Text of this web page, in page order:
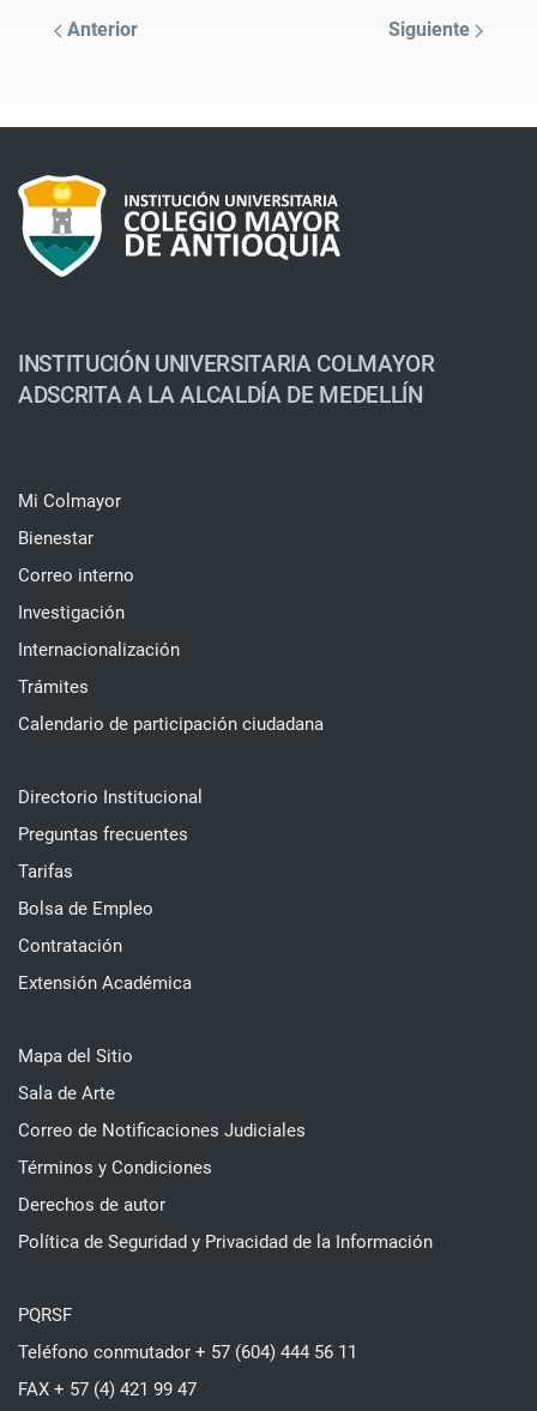
Anterior Siguiente
INSTITUCIÓN UNIVERSITARIA COLMAYOR
ADSCRITA A LA ALCALDÍA DE MEDELLÍN
Mi Colmayor
Bienestar
Correo interno
Investigación
Internacionalización
Trámites
Calendario de participación ciudadana
Directorio Institucional
Preguntas frecuentes
Tarifas
Bolsa de Empleo
Contratación
Extensión Académica
Mapa del Sitio
Sala de Arte
Correo de Notificaciones Judiciales
Términos y Condiciones
Derechos de autor
Política de Seguridad y Privacidad de la Información
PQRSF
Teléfono conmutador + 57 (604) 444 56 11
FAX + 57 (4) 421 99 47